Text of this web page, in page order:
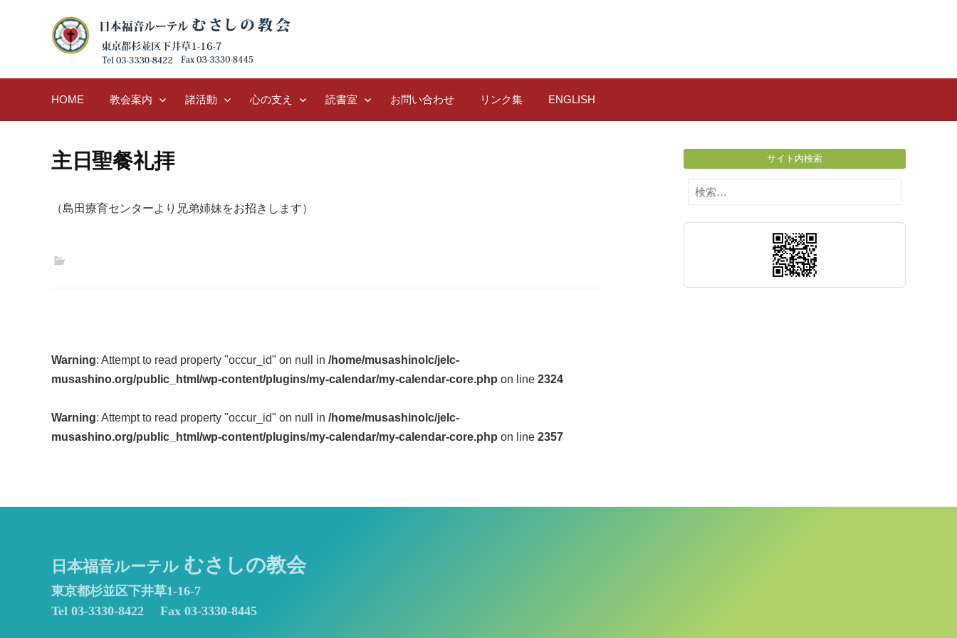
HOME 教会案内 諸活動 心の支え 読書室 お問い合わせ リンク集 ENGLISH
主日聖餐礼拝
（島田療育センターより兄弟姉妹をお招きします）
navigation
Warning: Attempt to read property "occur_id" on null in /home/musashinolc/jelc-
musashino.org/public_html/wp-content/plugins/my-calendar/my-calendar-core.php on line 2324
Warning: Attempt to read property "occur_id" on null in /home/musashinolc/jelc-
musashino.org/public_html/wp-content/plugins/my-calendar/my-calendar-core.php on line 2357
サイト内検索
検
索:
日本福音ルーテル むさしの教会
東京都杉並区下井草1-16-7
Tel 03-3330-8422
Fax 03-3330-8445